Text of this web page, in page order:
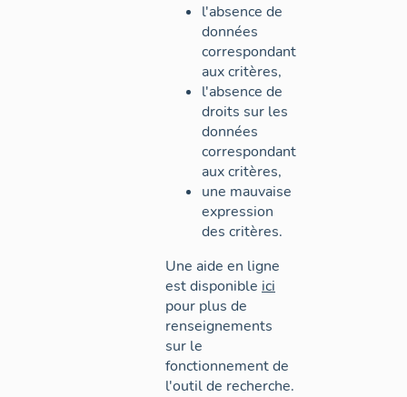
l'absence de
données
correspondant
aux critères,
l'absence de
droits sur les
données
correspondant
aux critères,
une mauvaise
expression
des critères.
Une aide en ligne
est disponible ici
pour plus de
renseignements
sur le
fonctionnement de
l'outil de recherche.